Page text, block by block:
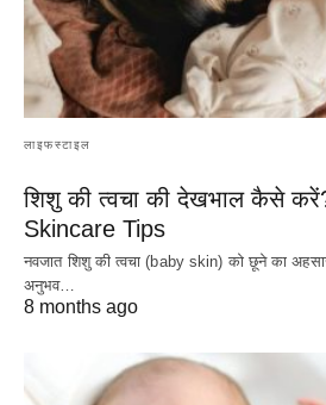
लाइफस्टाइल
शिशु की त्वचा की देखभाल कैसे
Skincare Tips
नवजात शिशु की त्वचा (baby skin) को छूने का
अनुभव…
8 months ago